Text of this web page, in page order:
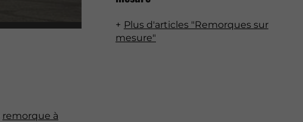
Plus d'articles "Remorques sur
mesure"
remorque à